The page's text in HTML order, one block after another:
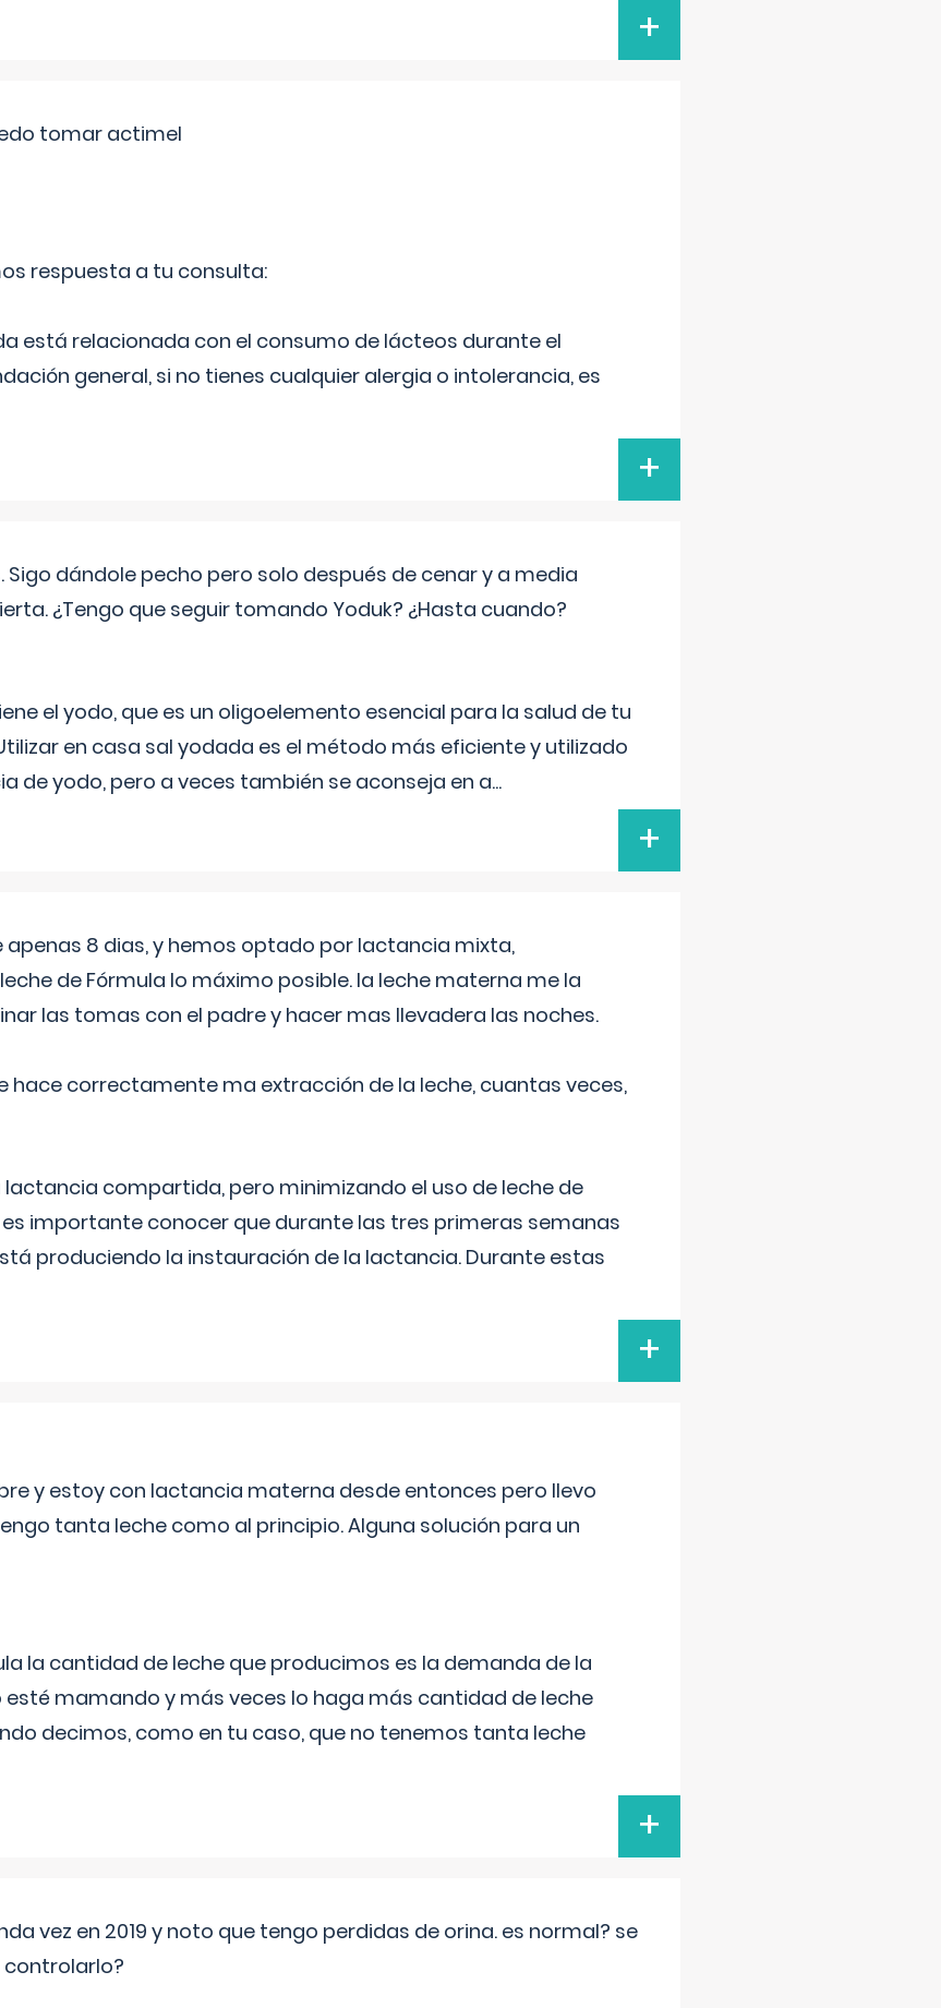
+
tomar actimel
respuesta a tu consulta:
está relacionada con el consumo de lácteos durante el
general, si no tienes cualquier alergia o intolerancia, es
+
Sigo dándole pecho pero solo después de cenar y a media
¿Tengo que seguir tomando Yoduk? ¿Hasta cuando?
el yodo, que es un oligoelemento esencial para la salud de tu
en casa sal yodada es el método más eficiente y utilizado
de yodo, pero a veces también se aconseja en a...
+
apenas 8 dias, y hemos optado por lactancia mixta,
de Fórmula lo máximo posible. la leche materna me la
las tomas con el padre y hacer mas llevadera las noches.
hace correctamente ma extracción de la leche, cuantas veces,
compartida, pero minimizando el uso de leche de
importante conocer que durante las tres primeras semanas
produciendo la instauración de la lactancia. Durante estas
+
y estoy con lactancia materna desde entonces pero llevo
tanta leche como al principio. Alguna solución para un
la cantidad de leche que producimos es la demanda de la
mamando y más veces lo haga más cantidad de leche
decimos, como en tu caso, que no tenemos tanta leche
+
vez en 2019 y noto que tengo perdidas de orina. es normal? se